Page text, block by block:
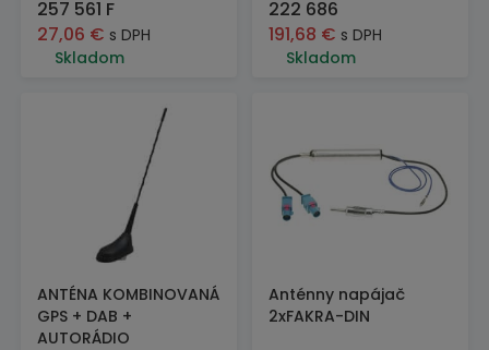
257 561 F
27,06 € s DPH
Skladom
222 686
191,68 € s DPH
Skladom
ANTÉNA KOMBINOVANÁ
GPS + DAB +
AUTORÁDIO
Anténny napájač
2xFAKRA-DIN